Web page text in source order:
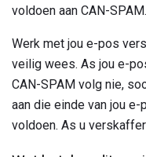
voldoen aan CAN-SPAM.
Werk met jou e-pos
veilig wees. As jou e-
CAN-SPAM volg nie,
aan die einde van jou
voldoen. As u